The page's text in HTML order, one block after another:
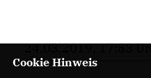
24.03.2019, 17:53
Cookie Hinweis